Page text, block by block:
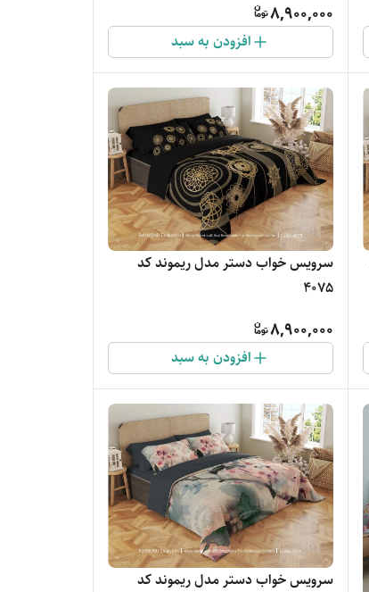
8,900,000
افزودن به سبد
سرویس خواب دستر مدل ریموند کد
4075
8,900,000
افزودن به سبد
سرویس خواب دستر مدل ریموند کد